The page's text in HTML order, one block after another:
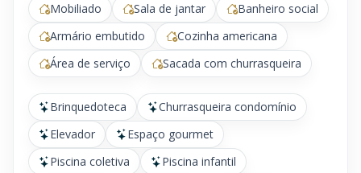
Mobiliado Sala de jantar
Banheiro social
Armário embutido
Cozinha americana
Área de serviço
Sacada com churrasqueira
Brinquedoteca
Churrasqueira condomínio
Elevador
Espaço gourmet
Piscina coletiva
Piscina infantil